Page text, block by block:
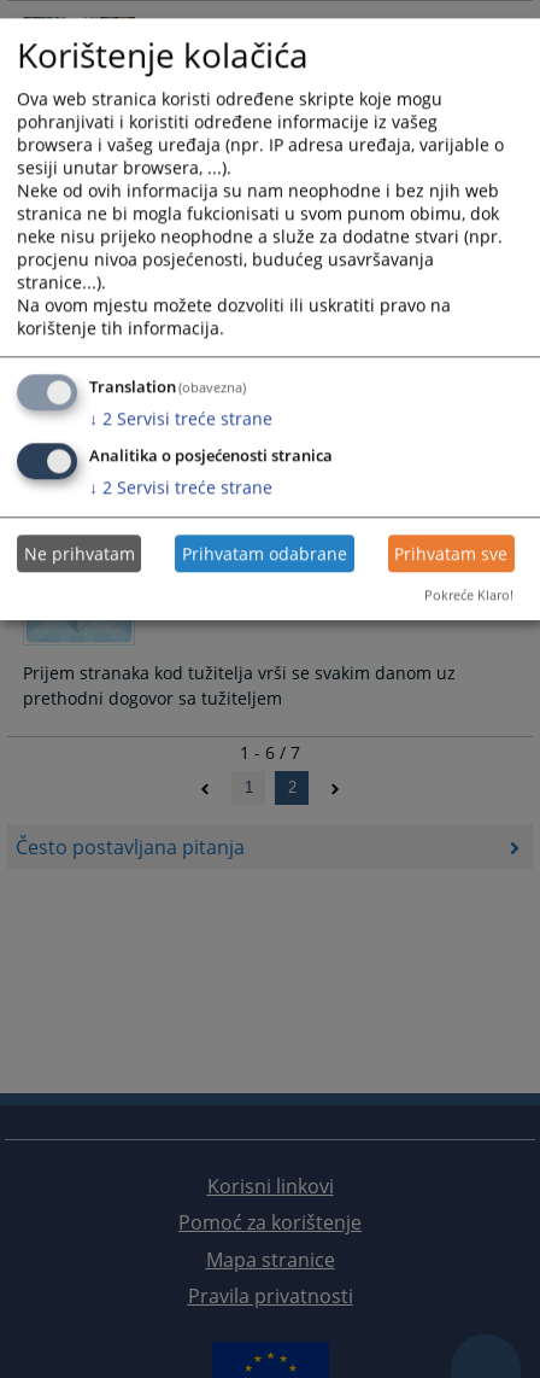
Često postavljana pitanja
mark
key
to
get
the
keyboard
shortcuts
for
changing
dates.
mark
key
to
get
the
keyboard
shortcuts
for
changing
dates.
Kako prijaviti krivično djelo i postupak?
Prijavljivanje krivičnog djela
03.08.2011.
Šta je to Sporazum o priznanju krivnje?
Sporazum o priznanju krivnje
Kako se informisati o stanju predmeta?
Sve informacije o predmetima mogu se dobiti na pisani
zahtjev podnosioca zahtjeva u skladu sa Zakonom o slobodi
pristupa informacijama F BiH.
Prijem stranaka kod tužitelja vrši se svakim danom uz
prethodni dogovor sa tužiteljem
1 - 6 / 7
1 2
Korisni linkovi
Pomoć za korištenje
Mapa stranice
Pravila privatnosti
Korištenje kolačića
Ova web stranica koristi određene skripte koje mogu
pohranjivati i koristiti određene informacije iz vašeg
browsera i vašeg uređaja (npr. IP adresa uređaja, varijable o
sesiji unutar browsera, ...).
Neke od ovih informacija su nam neophodne i bez njih web
stranica ne bi mogla fukcionisati u svom punom obimu, dok
neke nisu prijeko neophodne a služe za dodatne stvari (npr.
procjenu nivoa posjećenosti, budućeg usavršavanja
stranice...).
Na ovom mjestu možete dozvoliti ili uskratiti pravo na
korištenje tih informacija.
Translation(obavezna)
↓ 2 Servisi treće strane
Analitika o posjećenosti stranica
↓ 2 Servisi treće strane
Ne prihvatam Prihvatam odabrane Prihvatam sve
Pokreće Klaro!